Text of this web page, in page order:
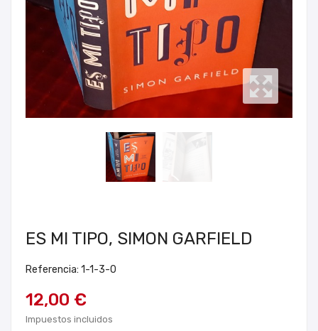
ES MI TIPO, SIMON GARFIELD
Referencia: 1-1-3-0
12,00 €
Impuestos incluidos